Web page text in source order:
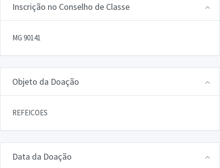
Inscrição no Conselho de Classe
MG 90141
Objeto da Doação
REFEICOES
Data da Doação